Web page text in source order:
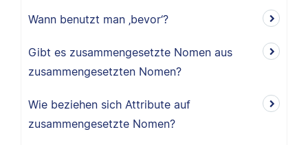
Wann benutzt man ‚bevor‘?
Gibt es zusammengesetzte Nomen aus
zusammengesetzten Nomen?
Wie beziehen sich Attribute auf
zusammengesetzte Nomen?